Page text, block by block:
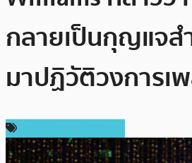
กลายเป็นกุญแจส
มาปฏิวัติวงการเ